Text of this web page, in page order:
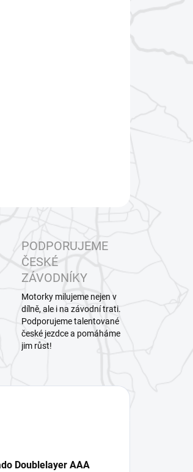
PODPORUJEME
ČESKÉ
ZÁVODNÍKY
Motorky milujeme nejen v
dílně, ale i na závodní trati.
Podporujeme talentované
české jezdce a pomáháme
jim růst!
Doublelayer AAA